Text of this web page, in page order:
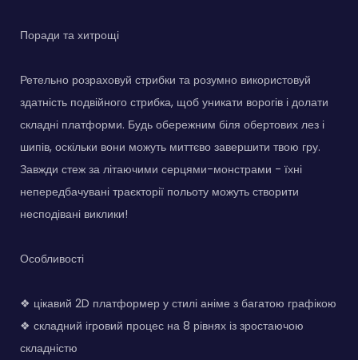
Поради та хитрощі
Ретельно розраховуй стрибки та розумно використовуй
здатність подвійного стрибка, щоб уникати ворогів і долати
складні платформи. Будь обережним біля обертових лез і
шипів, оскільки вони можуть миттєво завершити твою гру.
Завжди стеж за літаючими серцями-монстрами - їхні
непередбачувані траєкторії польоту можуть створити
несподівані виклики!
Особливості
❖ цікавий 2D платформер у стилі аніме з багатою графікою
❖ складний ігровий процес на 8 рівнях із зростаючою
складністю